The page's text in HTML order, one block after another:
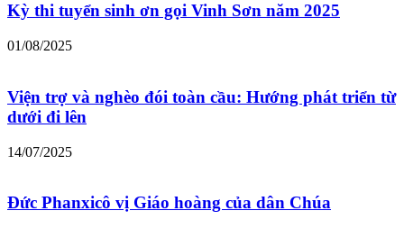
Kỳ thi tuyển sinh ơn gọi Vinh Sơn năm 2025
01/08/2025
Viện trợ và nghèo đói toàn cầu: Hướng phát triển từ
dưới đi lên
14/07/2025
Đức Phanxicô vị Giáo hoàng của dân Chúa